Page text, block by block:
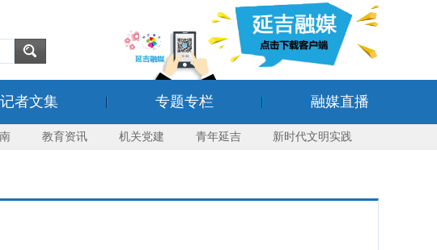
记者文集 专题专栏 融媒直播
教育资讯 机关党建 青年延吉 新时代文明实践